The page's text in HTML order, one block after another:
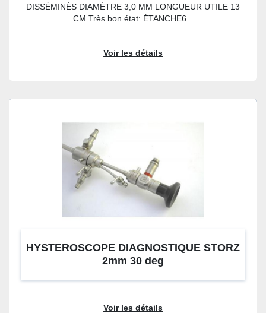
DISSÉMINÉS DIAMÈTRE 3,0 MM LONGUEUR UTILE 13
CM Très bon état: ÉTANCHE6...
Voir les détails
HYSTEROSCOPE DIAGNOSTIQUE STORZ
2mm 30 deg
Voir les détails